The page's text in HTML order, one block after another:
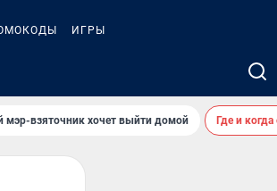
ИГРЫ
мэр-взяточник хочет выйти домой Где и